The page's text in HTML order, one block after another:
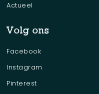
Actueel
Volg ons
Facebook
Instagram
Pinterest